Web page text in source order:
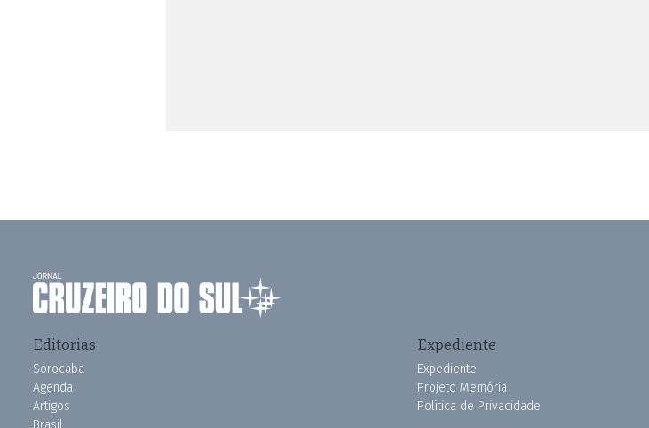
Editorias
Sorocaba
Agenda
Artigos
Brasil
Expediente
Expediente
Projeto Memória
Política de Privacidade